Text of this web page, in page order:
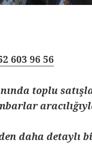
603 96 56
toplu
daha detaylı